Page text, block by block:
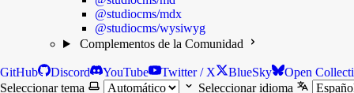
@studiocms/mdx
@studiocms/wysiwyg
Complementos de la Comunidad
GitHub Discord YouTube Twitter / X BlueSky Open
Seleccionar tema
Seleccionar idioma